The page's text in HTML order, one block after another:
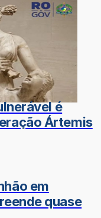
é
Ártemis
em
quase